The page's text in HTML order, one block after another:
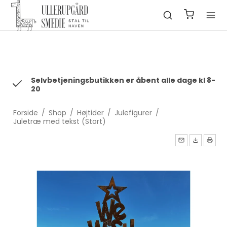
fbq('init', '1322550991547406', { em: 'email@email.com', //
Values will be hashed automatically by the pixel using SHA-256
ph: '1234567890', ... });
Selvbetjeningsbutikken er åbent alle dage kl 8-
20
Forside / Shop / Højtider / Julefigurer /
Juletræ med tekst (Stort)